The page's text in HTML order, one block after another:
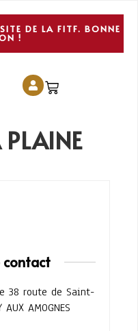
DE LA FITF. BONNE
!
PLAINE
contact
38 route de Saint-
AMOGNES